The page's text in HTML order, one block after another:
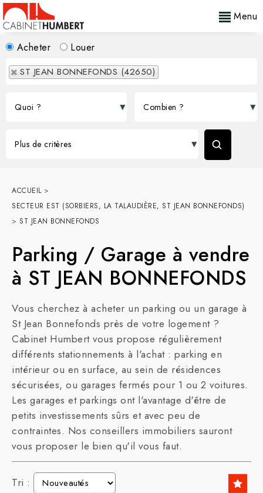
Menu
Acheter Louer
ST JEAN BONNEFONDS (42650)
ACCUEIL>
SECTEUR EST (SORBIERS, LA TALAUDIÈRE, ST JEAN BONNEFONDS)
> ST JEAN BONNEFONDS
Parking / Garage à vendre
à ST JEAN BONNEFONDS
Vous cherchez à acheter un parking ou un garage à
St Jean Bonnefonds près de votre logement ?
Cabinet Humbert vous propose régulièrement
différents stationnements à l'achat : parking en
intérieur ou en surface, au sein de résidences
sécurisées, ou garages fermés pour 1 ou 2 voitures.
Les garages et parkings ont l'avantage d'être de
petits investissements sûrs et avec peu de
contraintes. Nos conseillers immobiliers sauront
vous proposer le bien qu'il vous faut.
Tri :